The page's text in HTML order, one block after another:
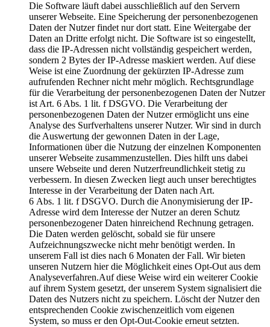
Die Software läuft dabei ausschließlich auf den Servern
unserer Webseite. Eine Speicherung der personenbezogenen
Daten der Nutzer findet nur dort statt. Eine Weitergabe der
Daten an Dritte erfolgt nicht. Die Software ist so eingestellt,
dass die IP-Adressen nicht vollständig gespeichert werden,
sondern 2 Bytes der IP-Adresse maskiert werden. Auf diese
Weise ist eine Zuordnung der gekürzten IP-Adresse zum
aufrufenden Rechner nicht mehr möglich. Rechtsgrundlage
für die Verarbeitung der personenbezogenen Daten der Nutzer
ist Art. 6 Abs. 1 lit. f DSGVO. Die Verarbeitung der
personenbezogenen Daten der Nutzer ermöglicht uns eine
Analyse des Surfverhaltens unserer Nutzer. Wir sind in durch
die Auswertung der gewonnen Daten in der Lage,
Informationen über die Nutzung der einzelnen Komponenten
unserer Webseite zusammenzustellen. Dies hilft uns dabei
unsere Webseite und deren Nutzerfreundlichkeit stetig zu
verbessern. In diesen Zwecken liegt auch unser berechtigtes
Interesse in der Verarbeitung der Daten nach Art.
6 Abs. 1 lit. f DSGVO. Durch die Anonymisierung der IP-
Adresse wird dem Interesse der Nutzer an deren Schutz
personenbezogener Daten hinreichend Rechnung getragen.
Die Daten werden gelöscht, sobald sie für unsere
Aufzeichnungszwecke nicht mehr benötigt werden. In
unserem Fall ist dies nach 6 Monaten der Fall. Wir bieten
unseren Nutzern hier die Möglichkeit eines Opt-Out aus dem
Analyseverfahren.Auf diese Weise wird ein weiterer Cookie
auf ihrem System gesetzt, der unserem System signalisiert die
Daten des Nutzers nicht zu speichern. Löscht der Nutzer den
entsprechenden Cookie zwischenzeitlich vom eigenen
System, so muss er den Opt-Out-Cookie erneut setzten.